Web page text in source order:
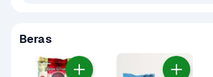
Beras